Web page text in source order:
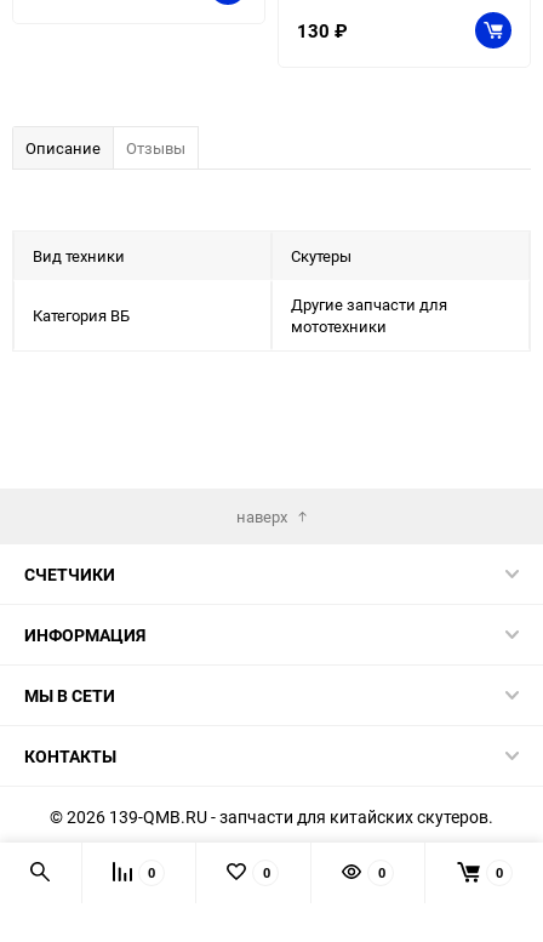
130 ₽
Описание Отзывы
Вид техники Скутеры
Категория ВБ
Другие запчасти для
мототехники
наверх
СЧЕТЧИКИ
ИНФОРМАЦИЯ
МЫ В СЕТИ
КОНТАКТЫ
© 2026 139-QMB.RU - запчасти для китайских скутеров.
Мы получаем и обрабатываем персональные данные
посетителей нашего сайта в соответствии с
официальной
0 0 0 0